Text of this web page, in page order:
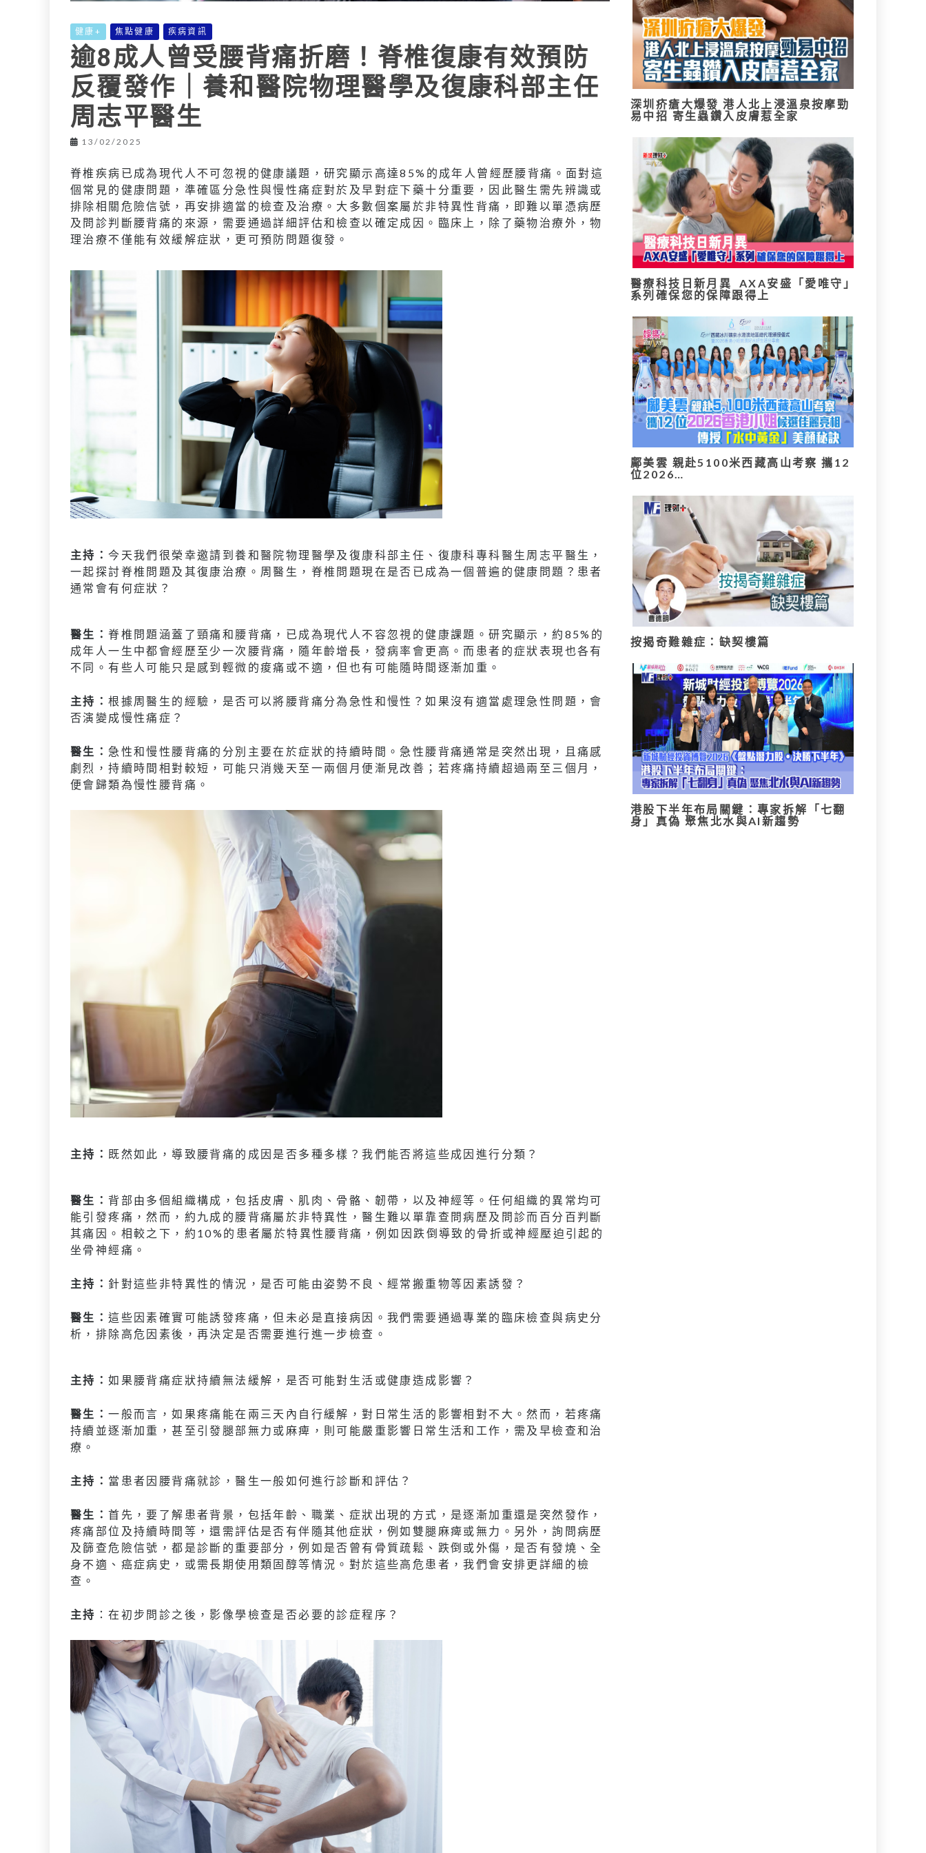
健康+ 焦點健康 疾病資訊
逾8成人曾受腰背痛折磨！脊椎復康有效預防
反覆發作｜養和醫院物理醫學及復康科部主任
周志平醫生
13/02/2025
脊椎疾病已成為現代人不可忽視的健康議題，研究顯示高達85%的成年人曾經歷腰背痛。面對這
個常見的健康問題，準確區分急性與慢性痛症對於及早對症下藥十分重要，因此醫生需先辨識或
排除相關危險信號，再安排適當的檢查及治療。大多數個案屬於非特異性背痛，即難以單憑病歷
及問診判斷腰背痛的來源，需要通過詳細評估和檢查以確定成因。臨床上，除了藥物治療外，物
理治療不僅能有效緩解症狀，更可預防問題復發。
主持：今天我們很榮幸邀請到養和醫院物理醫學及復康科部主任、復康科專科醫生周志平醫生，
一起探討脊椎問題及其復康治療。周醫生，脊椎問題現在是否已成為一個普遍的健康問題？患者
通常會有何症狀？
醫生：脊椎問題涵蓋了頸痛和腰背痛，已成為現代人不容忽視的健康課題。研究顯示，約85%的
成年人一生中都會經歷至少一次腰背痛，隨年齡增長，發病率會更高。而患者的症狀表現也各有
不同。有些人可能只是感到輕微的痠痛或不適，但也有可能隨時間逐漸加重。
主持：根據周醫生的經驗，是否可以將腰背痛分為急性和慢性？如果沒有適當處理急性問題，會
否演變成慢性痛症？
醫生：急性和慢性腰背痛的分別主要在於症狀的持續時間。急性腰背痛通常是突然出現，且痛感
劇烈，持續時間相對較短，可能只消幾天至一兩個月便漸見改善；若疼痛持續超過兩至三個月，
便會歸類為慢性腰背痛。
主持： 既然如此，導致腰背痛的成因是否多種多樣？我們能否將這些成因進行分類？
醫生： 背部由多個組織構成，包括皮膚、肌肉、骨骼、韌帶，以及神經等。任何組織的異常均可
能引發疼痛，然而，約九成的腰背痛屬於非特異性，醫生難以單靠查問病歷及問診而百分百判斷
其痛因。相較之下，約10%的患者屬於特異性腰背痛，例如因跌倒導致的骨折或神經壓迫引起的
坐骨神經痛。
主持： 針對這些非特異性的情況，是否可能由姿勢不良、經常搬重物等因素誘發？
醫生：這些因素確實可能誘發疼痛，但未必是直接病因。我們需要通過專業的臨床檢查與病史分
析，排除高危因素後，再決定是否需要進行進一步檢查。
主持：如果腰背痛症狀持續無法緩解，是否可能對生活或健康造成影響？
醫生：一般而言，如果疼痛能在兩三天內自行緩解，對日常生活的影響相對不大。然而，若疼痛
持續並逐漸加重，甚至引發腿部無力或麻痺，則可能嚴重影響日常生活和工作，需及早檢查和治
療。
主持： 當患者因腰背痛就診，醫生一般如何進行診斷和評估？
醫生：首先，要了解患者背景，包括年齡、職業、症狀出現的方式，是逐漸加重還是突然發作，
疼痛部位及持續時間等，還需評估是否有伴隨其他症狀，例如雙腿麻痺或無力。另外，詢問病歷
及篩查危險信號，都是診斷的重要部分，例如是否曾有骨質疏鬆、跌倒或外傷，是否有發燒、全
身不適、癌症病史，或需長期使用類固醇等情況。對於這些高危患者，我們會安排更詳細的檢
查。
主持 ：在初步問診之後，影像學檢查是否必要的診症程序？
深圳疥瘡大爆發 港人北上浸溫泉按摩勁
易中招 寄生蟲鑽入皮膚惹全家
醫療科技日新月異 AXA安盛「愛唯守」
系列確保您的保障跟得上
鄺美雲 親赴5100米西藏高山考察 攜12
位2026…
按揭奇難雜症：缺契樓篇
港股下半年布局關鍵：專家拆解「七翻
身」真偽 聚焦北水與AI新趨勢